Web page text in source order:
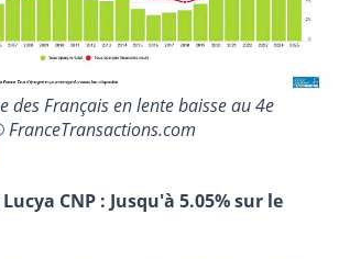
des Français en lente baisse au 4e
CNP : Jusqu'à 5.05% sur le